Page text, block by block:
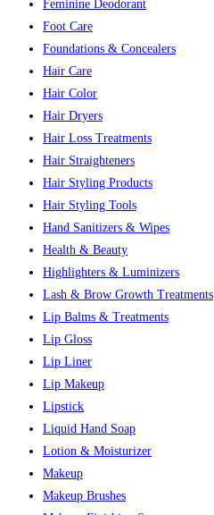
Feminine Deodorant
Foot Care
Foundations & Concealers
Hair Care
Hair Color
Hair Dryers
Hair Loss Treatments
Hair Straighteners
Hair Styling Products
Hair Styling Tools
Hand Sanitizers & Wipes
Health & Beauty
Highlighters & Luminizers
Lash & Brow Growth Treatments
Lip Balms & Treatments
Lip Gloss
Lip Liner
Lip Makeup
Lipstick
Liquid Hand Soap
Lotion & Moisturizer
Makeup
Makeup Brushes